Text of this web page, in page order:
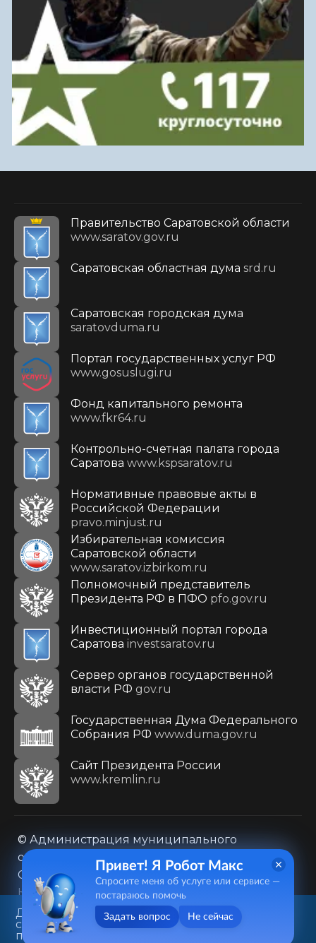
Правительство Саратовской области
www.saratov.gov.ru
Саратовская областная дума srd.ru
Саратовская городская дума
saratovduma.ru
Портал государственных услуг РФ
www.gosuslugi.ru
Фонд капитального ремонта
www.fkr64.ru
Контрольно-счетная палата города
Саратова www.kspsaratov.ru
Нормативные правовые акты в
Российской Федерации
pravo.minjust.ru
Избирательная комиссия
Саратовской области
www.saratov.izbirkom.ru
Полномочный представитель
Президента РФ в ПФО pfo.gov.ru
Инвестиционный портал города
Саратова investsaratov.ru
Сервер органов государственной
власти РФ gov.ru
Государственная Дума Федерального
Собрания РФ www.duma.gov.ru
Cайт Президента России
www.kremlin.ru
© Администрация муниципального
образования городского округа «Город
Саратов»
Контакты
Карта сайта
Политика в отношении обработки
персональных данных
Данный веб-сайт использует
cookie-файлы в целях
предоставления вам лучшего
Привет! Я Робот Макс
Спросите меня об услуге или сервисе —
постараюсь помочь
Задать вопрос Не сейчас